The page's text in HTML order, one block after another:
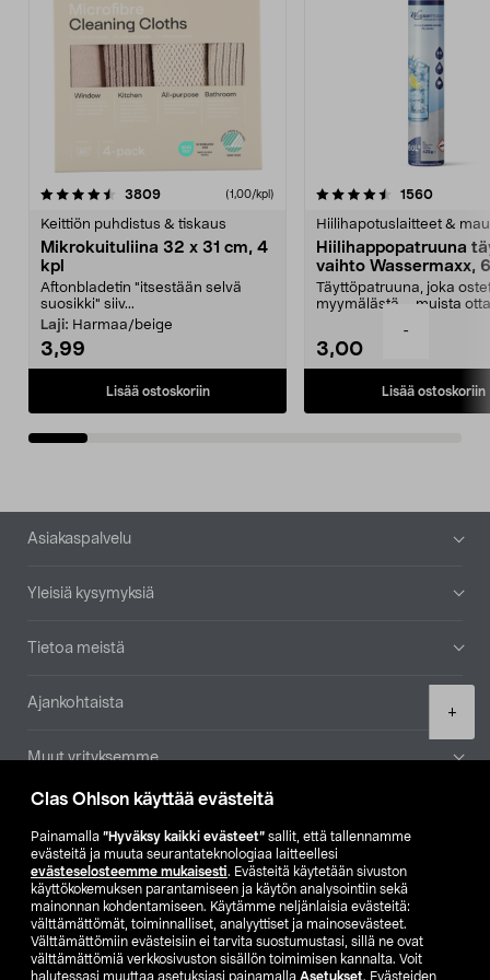
Clas Ohlson käyttää evästeitä
Painamalla ”Hyväksy kaikki evästeet” sallit, että tallennamme
evästeitä ja muuta seurantateknologiaa laitteellesi
evästeselosteemme mukaisesti. Evästeitä käytetään sivuston
käyttökokemuksen parantamiseen ja käytön analysointiin sekä
mainonnan kohdentamiseen. Käytämme neljänlaisia evästeitä:
välttämättömät, toiminnalliset, analyyttiset ja mainosevästeet.
Välttämättömiin evästeisiin ei tarvita suostumustasi, sillä ne ovat
välttämättömiä verkkosivuston sisällön toimimisen kannalta. Voit
halutessasi muuttaa asetuksiasi painamalla Asetukset. Evästeiden
-
+
3809arvostelut (1,00/kpl)
Keittiön puhdistus & tiskaus
Mikrokuituliina 32 x 31 cm, 4
kpl
Aftonbladetin "itsestään selvä
suosikki" siiv...
Laji: Harmaa/beige
3,99
Lisää ostoskoriin
4.5viidestä
1560
Hiilihapotuslaitteet &
Hiilihappopatruuna
vaihto Wassermaxx,
Täyttöpatruuna, joka
myymälästä – muista
3,00
Lisää ostoskoriin
4.5viidestä
Alatunniste
Asiakaspalvelu
Yleisiä kysymyksiä
Tietoa meistä
Ajankohtaista
Muut yrityksemme
Etsi myymälä
SE NO FI
FI SV